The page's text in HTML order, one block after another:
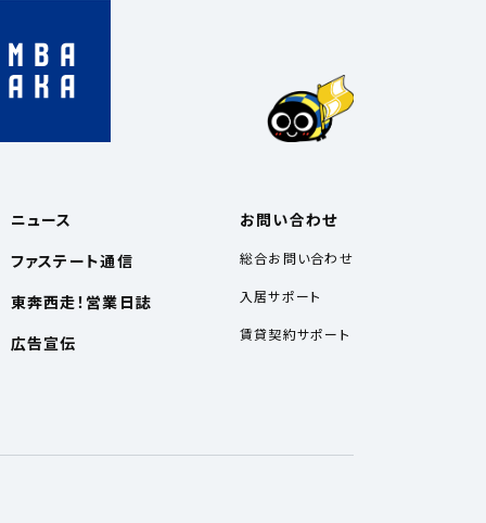
ニュース
ファステート通信
東奔西走！営業日誌
広告宣伝
お問い合わせ
総合お問い合わせ
入居サポート
賃貸契約サポート